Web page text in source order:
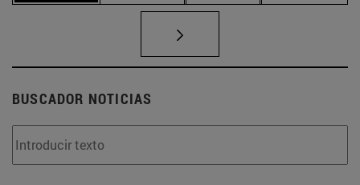
BUSCADOR NOTICIAS